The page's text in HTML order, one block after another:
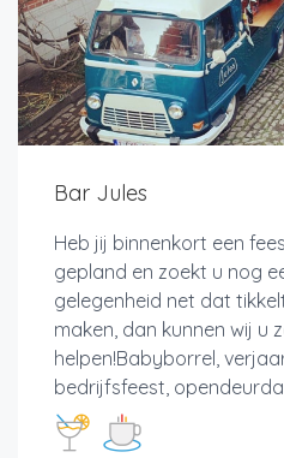
Bar Jules
Heb jij binnenkort een
gepland en zoekt u nog
gelegenheid net dat
maken, dan kunnen wij u
helpen!Babyborrel,
bedrijfsfeest,